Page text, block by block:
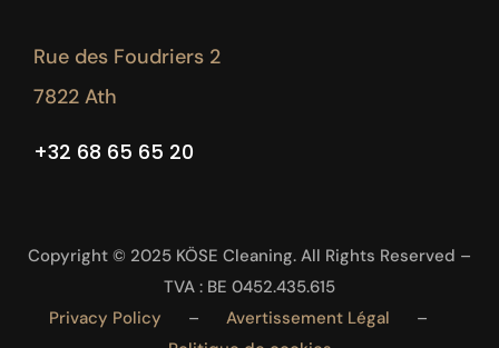
Rue des Foudriers 2
7822 Ath
+32 68 65 65 20
Copyright © 2025 KÖSE Cleaning. All Rights Reserved –
TVA : BE 0452.435.615
Privacy Policy – Avertissement Légal –